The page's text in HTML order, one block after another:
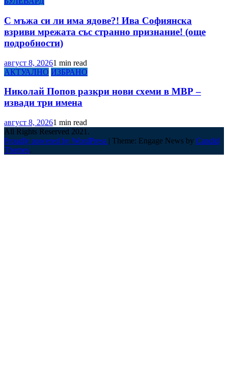
С мъжа си ли има ядове?! Ива Софиянска
взриви мрежата със странно признание! (още
подробности)
август 8, 20261 min read
АКТУАЛНО ИЗБРАНО
Николай Попов разкри нови схеми в МВР –
извади три имена
август 8, 20261 min read
All Rights Reserved 2021.
Proudly powered by WordPress | Theme: Engage News by Candid
Themes.